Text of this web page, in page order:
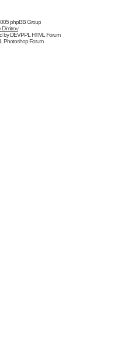
phpBB Group
byDEVPPL HTML Forum
Photoshop Forum